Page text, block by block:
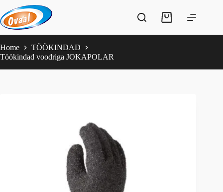
to
content
Shopping
Home
TÖÖKINDAD
Töökindad voodriga JOKAPOLAR